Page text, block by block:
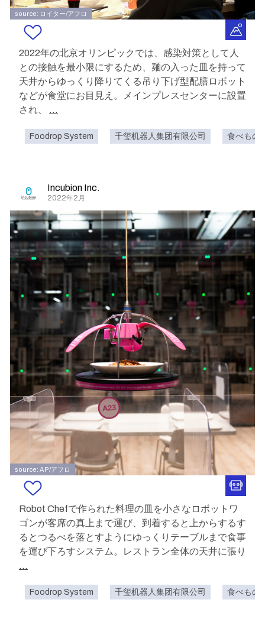
source: ロイター/アフロ
2022年の北京オリンピックでは、感染対策として人
との接触を最小限にするため、麺の入った皿を持って
天井からゆっくり降りてくる吊り下げ型配膳ロボット
などが食堂にお目見え。メインプレスセンターに設置
され、
...
Foodrop System 千玺机器人集团有限公司 食べもの
Incubion Inc.
2022年2月
source: AP/アフロ
Robot Chefで作られた料理の皿を小さなロボットワ
ゴンが客席の真上まで運び、到着すると上からするす
るとつるべを落とすようにゆっくりテーブルまで食事
を運び下ろすシステム。レストラン全体の天井に張り
...
Foodrop System 千玺机器人集团有限公司 食べもの